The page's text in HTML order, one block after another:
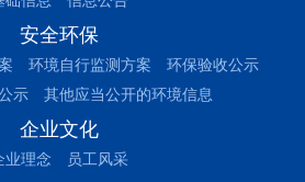
安全环保
环境自行监测方案
环保验收公示
示
其他应当公开的环境信息
企业文化
业理念 员工风采